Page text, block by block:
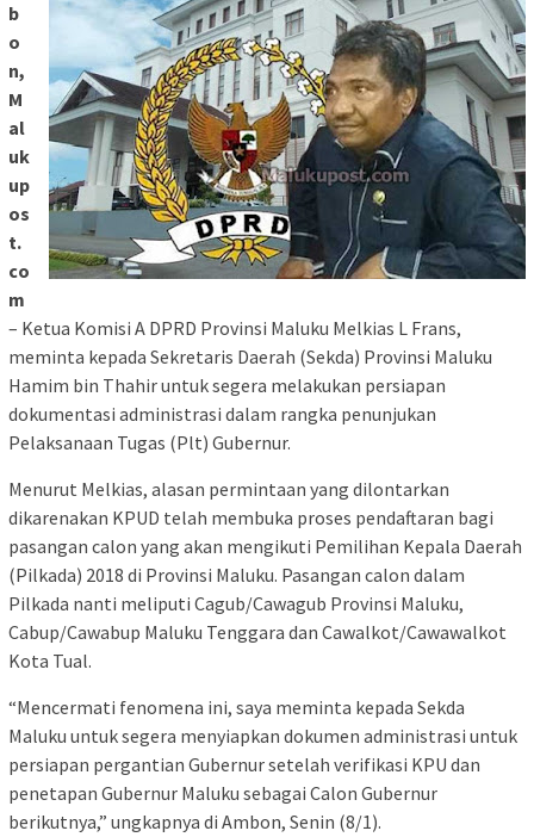
b
o
n,
M
al
uk
up
os
t.
co
m
– Ketua Komisi A DPRD Provinsi Maluku Melkias L Frans,
meminta kepada Sekretaris Daerah (Sekda) Provinsi Maluku
Hamim bin Thahir untuk segera melakukan persiapan
dokumentasi administrasi dalam rangka penunjukan
Pelaksanaan Tugas (Plt) Gubernur.
Menurut Melkias, alasan permintaan yang dilontarkan
dikarenakan KPUD telah membuka proses pendaftaran bagi
pasangan calon yang akan mengikuti Pemilihan Kepala Daerah
(Pilkada) 2018 di Provinsi Maluku. Pasangan calon dalam
Pilkada nanti meliputi Cagub/Cawagub Provinsi Maluku,
Cabup/Cawabup Maluku Tenggara dan Cawalkot/Cawawalkot
Kota Tual.
“Mencermati fenomena ini, saya meminta kepada Sekda
Maluku untuk segera menyiapkan dokumen administrasi untuk
persiapan pergantian Gubernur setelah verifikasi KPU dan
penetapan Gubernur Maluku sebagai Calon Gubernur
berikutnya,” ungkapnya di Ambon, Senin (8/1).